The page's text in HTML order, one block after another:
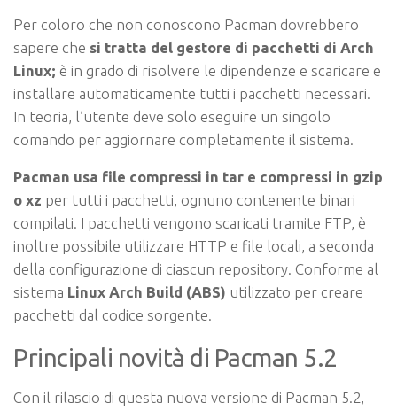
Per coloro che non conoscono Pacman dovrebbero
sapere che si tratta del gestore di pacchetti di Arch
Linux; è in grado di risolvere le dipendenze e scaricare e
installare automaticamente tutti i pacchetti necessari.
In teoria, l’utente deve solo eseguire un singolo
comando per aggiornare completamente il sistema.
Pacman usa file compressi in tar e compressi in gzip
o xz per tutti i pacchetti, ognuno contenente binari
compilati. I pacchetti vengono scaricati tramite FTP, è
inoltre possibile utilizzare HTTP e file locali, a seconda
della configurazione di ciascun repository. Conforme al
sistema Linux Arch Build (ABS) utilizzato per creare
pacchetti dal codice sorgente.
Principali novità di Pacman 5.2
Con il rilascio di questa nuova versione di Pacman 5.2,